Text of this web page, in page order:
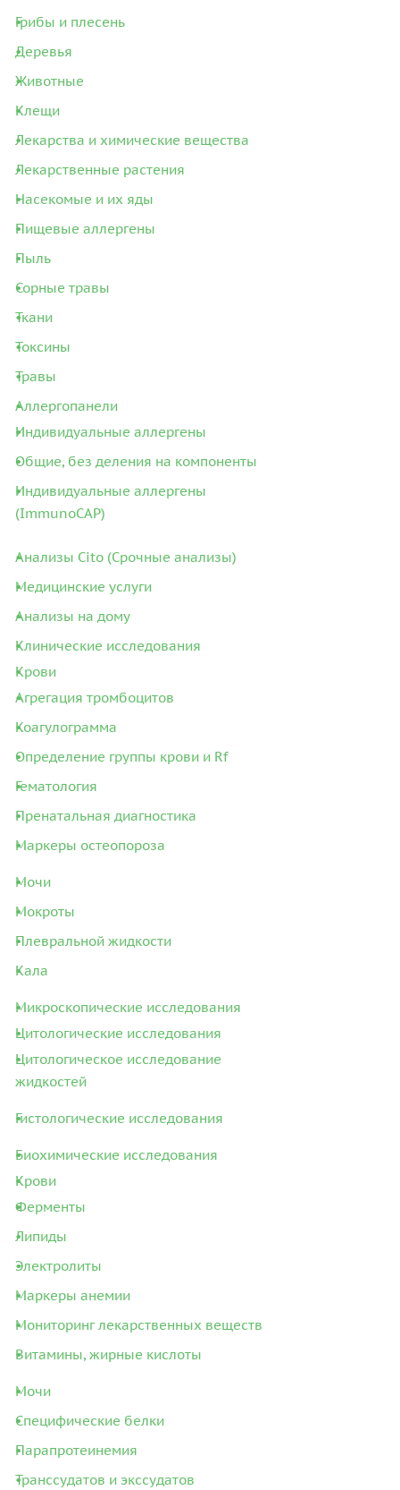
Грибы и плесень
Деревья
Животные
Клещи
Лекарства и химические вещества
Лекарственные растения
Насекомые и их яды
Пищевые аллергены
Пыль
Сорные травы
Ткани
Токсины
Травы
Аллергопанели
Индивидуальные аллергены
Общие, без деления на компоненты
Индивидуальные аллергены
(ImmunoCAP)
Анализы Cito (Срочные анализы)
Медицинские услуги
Анализы на дому
Клинические исследования
Крови
Агрегация тромбоцитов
Коагулограмма
Определение группы крови и Rf
Гематология
Пренатальная диагностика
Маркеры остеопороза
Мочи
Мокроты
Плевральной жидкости
Кала
Микроскопические исследования
Цитологические исследования
Цитологическое исследование
жидкостей
Гистологические исследования
Биохимические исследования
Крови
Ферменты
Липиды
Электролиты
Маркеры анемии
Мониторинг лекарственных веществ
Витамины, жирные кислоты
Мочи
Специфические белки
Парапротеинемия
Транссудатов и экссудатов